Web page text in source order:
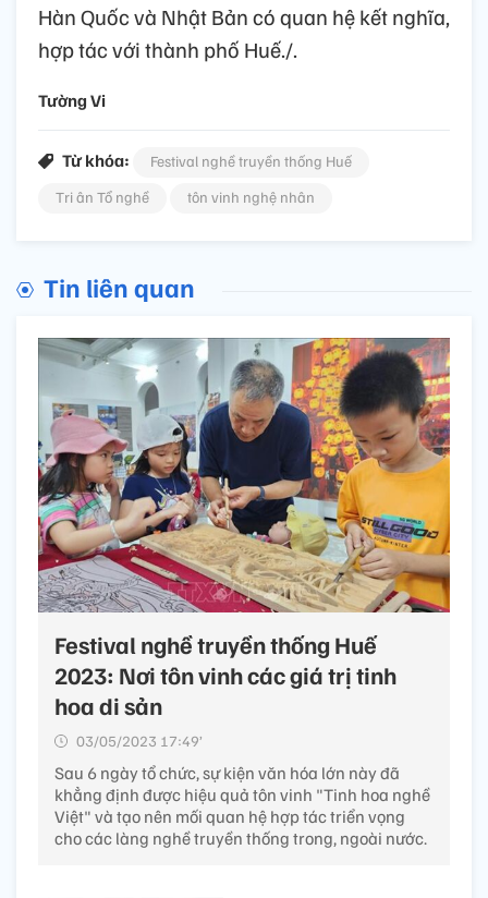
Hàn Quốc và Nhật Bản có quan hệ kết nghĩa,
hợp tác với thành phố Huế./.
Tường Vi
Từ khóa:
Festival nghề truyền thống Huế
Tri ân Tổ nghề
tôn vinh nghệ nhân
Tin liên quan
Festival nghề truyền thống Huế
2023: Nơi tôn vinh các giá trị tinh
hoa di sản
03/05/2023 17:49’
Sau 6 ngày tổ chức, sự kiện văn hóa lớn này đã
khẳng định được hiệu quả tôn vinh "Tinh hoa nghề
Việt" và tạo nên mối quan hệ hợp tác triển vọng
cho các làng nghề truyền thống trong, ngoài nước.